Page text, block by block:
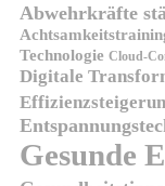
Abwehrkräfte
Technologie Cloud-
Digitale
Gesunde